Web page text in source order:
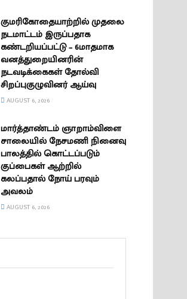
குமரிகோதையாற்றில் முதலை
நடமாட்டம் இருப்பதாக
கண்டறியப்பட்டு – 6மாதமாக
வனத்துறையினரின்
நடவடிக்கைகள் தோல்வி
சிறப்புகுழுவினர் ஆய்வு
AUGUST 6, 2026
மார்த்தாண்டம் ஞாறாம்விளை
சாலையில் நேசமணி நினைவு
பாலத்தில் கொட்டப்படும்
குப்பைகள் ஆற்றில்
கலப்பதால் நோய் பரவும்
அவலம்
AUGUST 6, 2026